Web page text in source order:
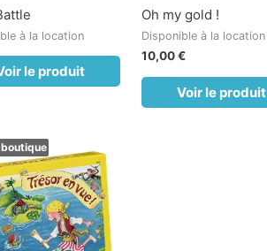
à la location
le produit
0
5
Oh my gold !
Disponible à la location
10,00€
Voir le produit